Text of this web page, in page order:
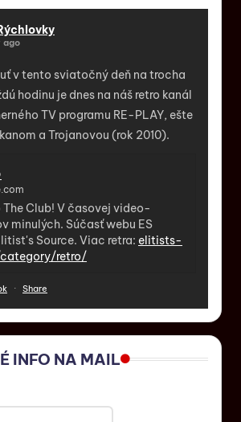
ago
v tento sviatočný deň na trocha
hodinu je dnes na náš retro kanál
TV programu RE-PLAY, ešte
a Trojanovou (rok 2010).
Club! V časovej video-
minulých. Súčasť webu ES
Source. Viac retra: elitists-
retro/
· Share
INFO NA MAIL